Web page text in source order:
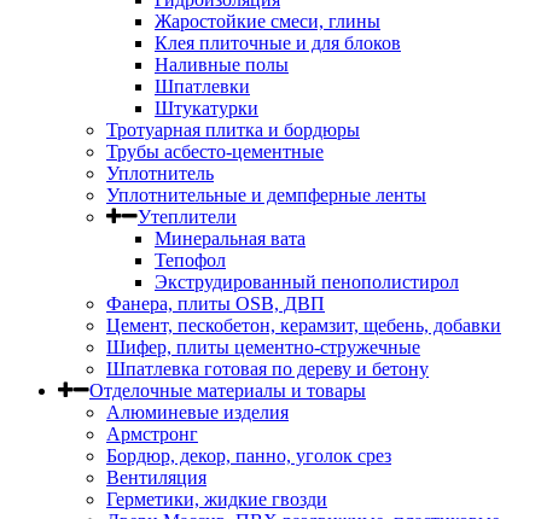
Жаростойкие смеси, глины
Клея плиточные и для блоков
Наливные полы
Шпатлевки
Штукатурки
Тротуарная плитка и бордюры
Трубы асбесто-цементные
Уплотнитель
Уплотнительные и демпферные ленты
Утеплители
Минеральная вата
Тепофол
Экструдированный пенополистирол
Фанера, плиты OSB, ДВП
Цемент, пескобетон, керамзит, щебень, добавки
Шифер, плиты цементно-стружечные
Шпатлевка готовая по дереву и бетону
Отделочные материалы и товары
Алюминевые изделия
Армстронг
Бордюр, декор, панно, уголок срез
Вентиляция
Герметики, жидкие гвозди